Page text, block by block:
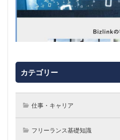
カテゴリー
仕事・キャリア
フリーランス基礎知識